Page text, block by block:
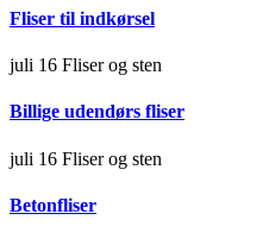
Fliser til indkørsel
juli 16 Fliser og sten
Billige udendørs fliser
juli 16 Fliser og sten
Betonfliser